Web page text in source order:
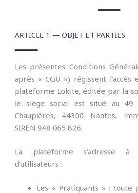
ARTICLE 1 — OBJET ET PARTIES
Les présentes Conditions
après « CGU ») régissent l’accès
plateforme Lokite, éditée par la
le siège social est situé au 49
Chaupières, 44300 Nantes,
SIREN 948 065 826.
La plateforme s’adresse à
d’utilisateurs :
Les « Pratiquants » : toute